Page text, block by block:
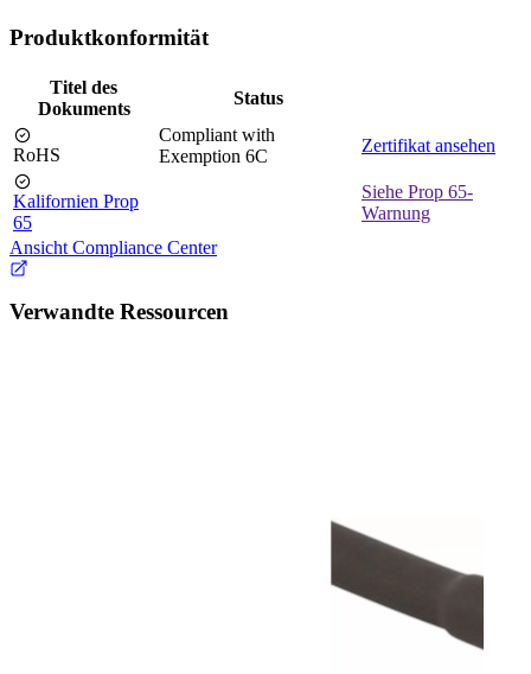
Produktkonformität
Titel des
Dokuments
Status
RoHS
Compliant with
Exemption 6C
Zertifikat ansehen
Kalifornien Prop
65
Siehe Prop 65-
Warnung
Ansicht Compliance Center
Verwandte Ressourcen